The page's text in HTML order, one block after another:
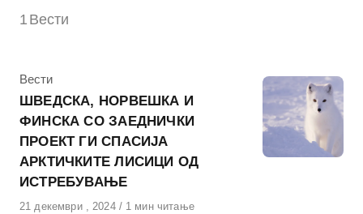
1 Вести
КАтегорија
Вести
ШВЕДСКА, НОРВЕШКА И
ФИНСКА СО ЗАЕДНИЧКИ
ПРОЕКТ ГИ СПАСИЈА
АРКТИЧКИТЕ ЛИСИЦИ ОД
ИСТРЕБУВАЊЕ
Објавено
21 декември , 2024 1 мин читање